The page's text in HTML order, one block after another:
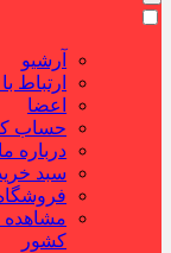
آرشیو
ارتباط
اعضا
حساب
درباره ما
سبد
کشور